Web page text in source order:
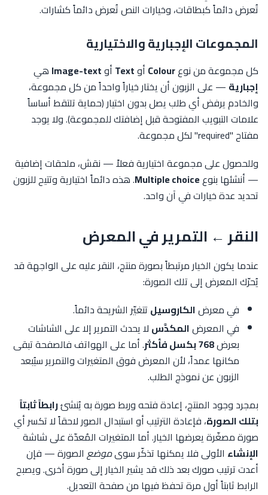
تُعرض دائماً كبطاقات، وخيارات النص تُعرض دائماً كشارات.
المجموعات الإجبارية والاختيارية
كل مجموعة من نوعColour أوText أوImage-text هي
إجبارية — على الزبون أن يختار خياراً واحداً من كل مجموعة،
والخادم يرفض أي طلب يصل بدون اختيار (حماية تلتقط أساساً
علامات التبويب المفتوحة قبل إضافتك للمجموعة). ولا يوجد
مفتاح "required" لكل مجموعة.
وللحصول على مجموعة اختيارية فعلاً — نقش، ملحقات إضافية
— أنشئها بنوعMultiple choice. هذه دائماً اختيارية وتتيح للزبون
تحديد عدة خيارات في آن واحد.
النقر ← التمرير في المعرض
عندما يكون الخيار مرتبطاً بصورة منتج، النقر عليه على الواجهة قد
يُحرّك المعرض إلى تلك الصورة:
في معرضالكاروسيل تتغيّر الشريحة دائماً.
في المعرضالمكدَّس لا يحدث التمرير إلا على الشاشات
بعرض768 بكسل فأكثر
. أما على الهواتف فالصفحة تبقى
مكانها عمداً، لأن المعرض فوق المتغيرات والتمرير سيُبعد
الزبون عن نموذج الطلب.
بمجرد وجود المنتج، إعادة فتحه وربط صورة به يُنشئرابطاً ثابتاً
بتلك الصورة، فإعادة الترتيب أو استبدال الصور لاحقاً لا تكسر أي
صورة مصغّرة يعرضها الخيار. أما المتغيرات المُعدّة على شاشة
الإنشاء الأولى فلا يمكنها تذكّر سوىموضع الصورة — فإن
أعدت ترتيب صورك بعد ذلك قد يشير الخيار إلى صورة أخرى. ويصبح
الرابط ثابتاً أول مرة تحفظ فيها من صفحة التعديل.